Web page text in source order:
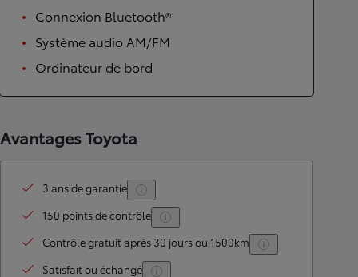
Connexion Bluetooth®
Système audio AM/FM
Ordinateur de bord
Avantages Toyota
3 ans de garantie
150 points de contrôle
Contrôle gratuit après 30 jours ou 1500km
Satisfait ou échangé